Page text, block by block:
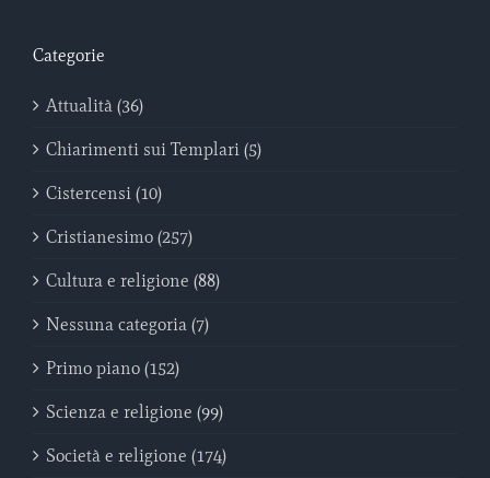
Categorie
Attualità (36)
Chiarimenti sui Templari (5)
Cistercensi (10)
Cristianesimo (257)
Cultura e religione (88)
Nessuna categoria (7)
Primo piano (152)
Scienza e religione (99)
Società e religione (174)